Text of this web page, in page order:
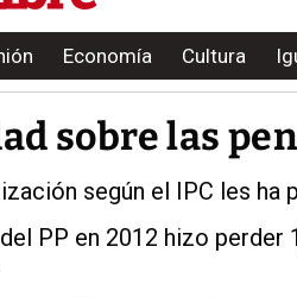
Economía Cultura
sobre las
según el IPC les
PP en 2012 hizo